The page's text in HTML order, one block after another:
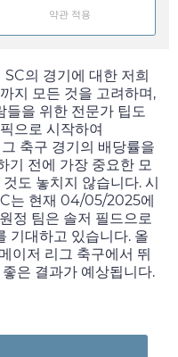
약관 적용
의 경기에 대한 저희
지 모든 것을 고려하며,
들을 위한 전문가 팁도
으로 시작하여
축구 경기의 배당률을
기 전에 가장 중요한 모
도 놓치지 않습니다. 시
는 현재 04/05/2025에
정 팀은 솔저 필드으로
기대하고 있습니다. 올
이저 리그 축구에서 뛰
은 결과가 예상됩니다.